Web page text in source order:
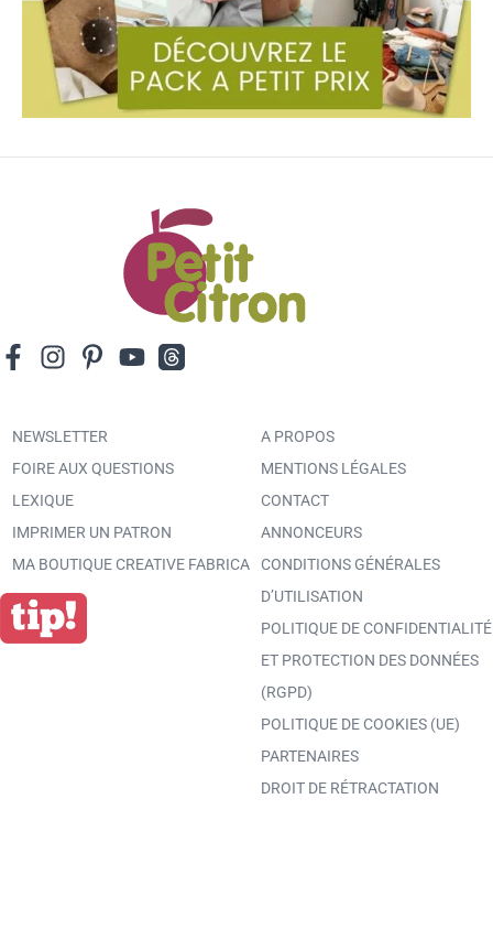
NEWSLETTER
FOIRE AUX QUESTIONS
LEXIQUE
IMPRIMER UN PATRON
MA BOUTIQUE CREATIVE FABRICA
A PROPOS
MENTIONS LÉGALES
CONTACT
ANNONCEURS
CONDITIONS GÉNÉRALES
D’UTILISATION
POLITIQUE DE CONFIDENTIALITÉ
ET PROTECTION DES DONNÉES
(RGPD)
POLITIQUE DE COOKIES (UE)
PARTENAIRES
DROIT DE RÉTRACTATION